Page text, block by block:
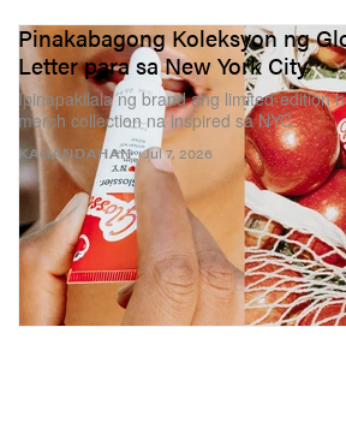
KAGANDAHAN
Pinakabagong Koleksyon ng
Letter para sa New York City
Ipinapakilala ng brand ang limited-edition
merch collection na inspired sa NYC.
Jul 7, 2026